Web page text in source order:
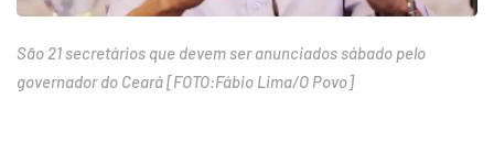
São 21 secretários que devem ser anunciados sábado pelo
governador do Ceará [FOTO:Fábio Lima/O Povo]